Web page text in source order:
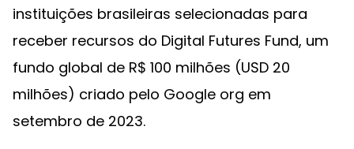
instituições brasileiras selecionadas para
receber recursos do Digital Futures Fund, um
fundo global de R$ 100 milhões (USD 20
milhões) criado pelo Google org em
setembro de 2023.